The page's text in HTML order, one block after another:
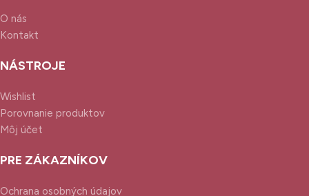
O nás
Kontakt
NÁSTROJE
Wishlist
Porovnanie produktov
Môj účet
PRE ZÁKAZNÍKOV
Ochrana osobných údajov